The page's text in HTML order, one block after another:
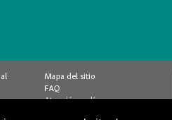
Mapa del sitio
FAQ
Atención en línea